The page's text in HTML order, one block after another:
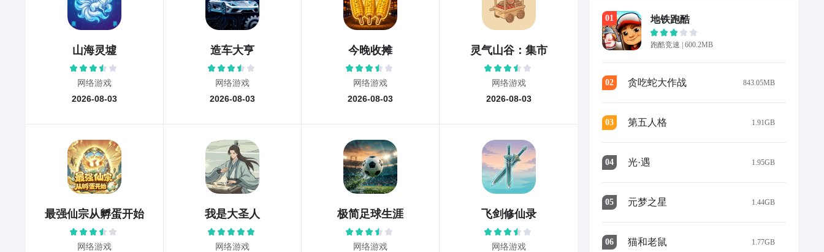
山海灵墟
网络游戏
2026-08-03
造车大亨
网络游戏
2026-08-03
今晚收摊
网络游戏
2026-08-03
灵气山谷：集市
网络游戏
2026-08-03
最强仙宗从孵蛋开始
网络游戏
我是大圣人
网络游戏
极简足球生涯
网络游戏
飞剑修仙录
网络游戏
01 地铁跑酷
跑酷竞速 | 600.2MB
02 贪吃蛇大作战 843.05MB
03 第五人格 1.91GB
04 光·遇 1.95GB
05 元梦之星 1.44GB
06 猫和老鼠 1.77GB